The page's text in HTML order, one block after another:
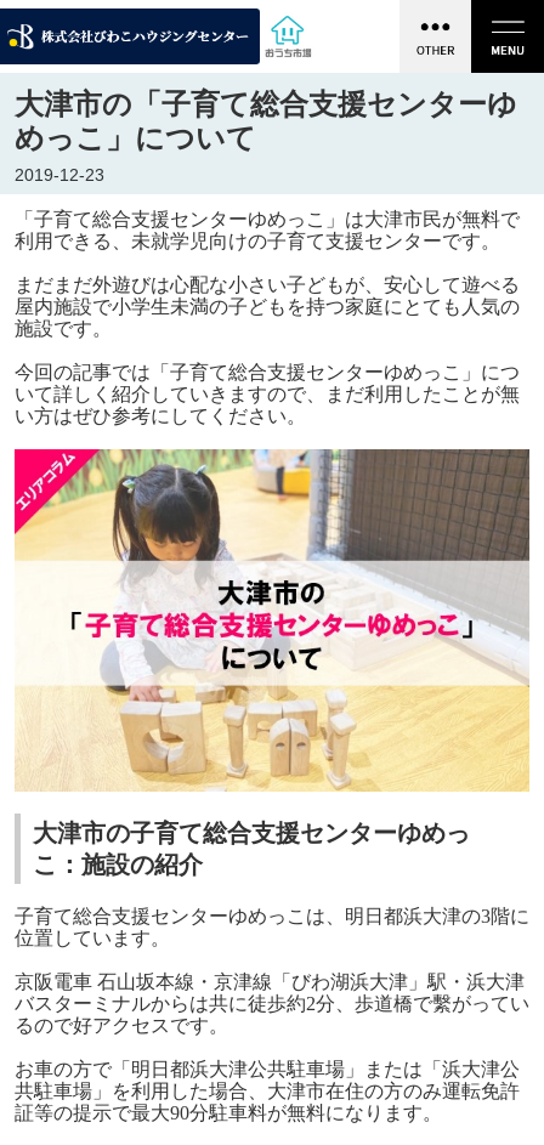
大津市の「子育て総合支援センターゆ
めっこ」について
2019-12-23
「子育て総合支援センターゆめっこ」は大津市民が無料で
利用できる、未就学児向けの子育て支援センターです。
まだまだ外遊びは心配な小さい子どもが、安心して遊べる
屋内施設で小学生未満の子どもを持つ家庭にとても人気の
施設です。
今回の記事では「子育て総合支援センターゆめっこ」につ
いて詳しく紹介していきますので、まだ利用したことが無
い方はぜひ参考にしてください。
大津市の子育て総合支援センターゆめっ
こ：施設の紹介
子育て総合支援センターゆめっこは、明日都浜大津の3階に
位置しています。
京阪電車 石山坂本線・京津線「びわ湖浜大津」駅・浜大津
バスターミナルからは共に徒歩約2分、歩道橋で繫がってい
るので好アクセスです。
お車の方で「明日都浜大津公共駐車場」または「浜大津公
共駐車場」を利用した場合、大津市在住の方のみ運転免許
証等の提示で最大90分駐車料が無料になります。